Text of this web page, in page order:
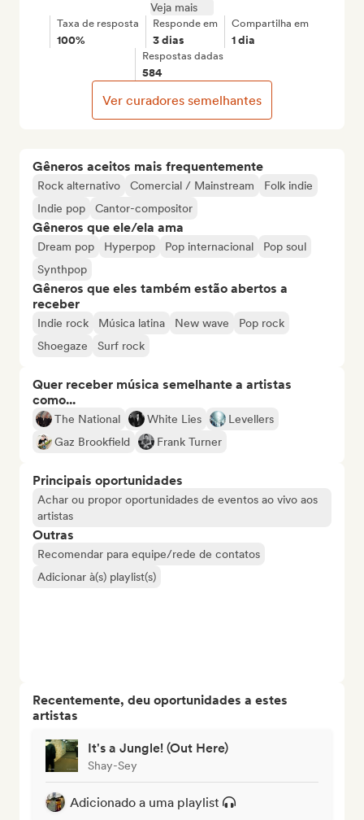
Gêneros aceitos mais frequentemente
Rock alternativo Comercial / Mainstream
Folk indie
Indie pop
Cantor-compositor
Gêneros que ele/ela ama
Dream pop Hyperpop Pop internacional
Pop soul
Synthpop
Gêneros que eles também estão abertos a
receber
Indie rock Música latina New wave
Pop rock
Shoegaze
Surf rock
Quer receber música semelhante a artistas
como...
The National White Lies
Levellers
Gaz Brookfield
Frank Turner
Principais oportunidades
Achar ou propor oportunidades de eventos ao vivo aos
artistas
Outras
Recomendar para equipe/rede de contatos
Adicionar à(s) playlist(s)
Recentemente, deu oportunidades a estes
artistas
It's a Jungle! (Out Here)
Shay-Sey
Adicionado a uma playlist
Veja mais
Taxa de resposta
100%
Responde em
3 dias
Compartilha em
1 dia
Respostas dadas
584
Ver curadores semelhantes